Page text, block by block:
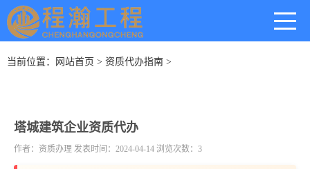
当前位置： 网站首页 > 资质代办指南 >
塔城建筑企业资质代办
作者：资质办理 发表时间：2024-04-14 浏览次数：3